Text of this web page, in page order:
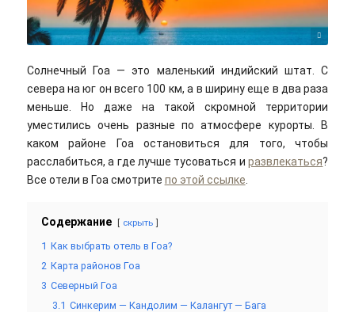
Ashutosh Saraswat/unsplash
Солнечный Гоа — это маленький индийский штат. С
севера на юг он всего 100 км, а в ширину еще в два раза
меньше. Но даже на такой скромной территории
уместились очень разные по атмосфере курорты. В
каком районе Гоа остановиться для того, чтобы
расслабиться, а где лучше тусоваться иразвлекаться?
Все отели в Гоа смотрите по этой ссылке
Содержание скрыть
1 Как выбрать отель в Гоа?
2 Карта районов Гоа
3 Северный Гоа
3.1 Синкерим — Кандолим — Калангут — Бага